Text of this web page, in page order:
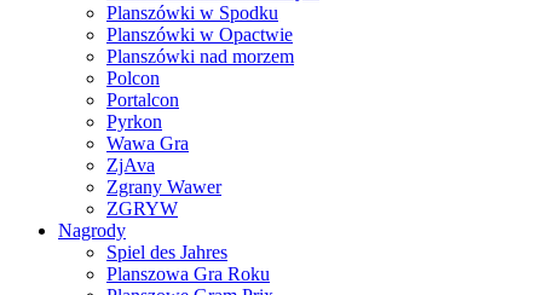
Planszówki w Spodku
Planszówki w Opactwie
Planszówki nad morzem
Polcon
Portalcon
Pyrkon
Wawa Gra
ZjAva
Zgrany Wawer
ZGRYW
Nagrody
Spiel des Jahres
Planszowa Gra Roku